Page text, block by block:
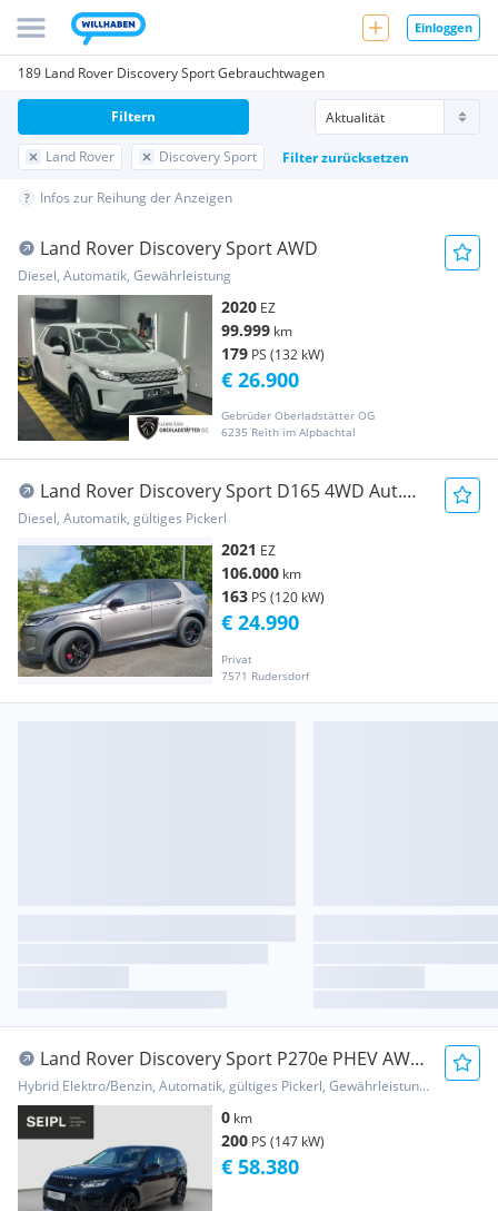
Einloggen
189 Land Rover Discovery Sport Gebrauchtwagen
Land Rover Discovery Sport Filter zurücksetzen
Filtern
Infos zur Reihung der Anzeigen
Land Rover Discovery Sport AWD
Diesel, Automatik, Gewährleistung
2020 EZ
99.999 km
179 PS (132 kW)
Gebrüder Oberladstätter OG
6235 Reith im Alpbachtal
€ 26.900
Land Rover Discovery Sport D165 4WD Aut.
Matrix LED
Diesel, Automatik, gültiges Pickerl
2021 EZ
106.000 km
163 PS (120 kW)
Privat
7571 Rudersdorf
€ 24.990
Land Rover Discovery Sport P270e PHEV AWD
S Aut.
Hybrid Elektro/Benzin, Automatik, gültiges Pickerl, Gewährleistung, Garantie
0 km
200 PS (147 kW)
€ 58.380